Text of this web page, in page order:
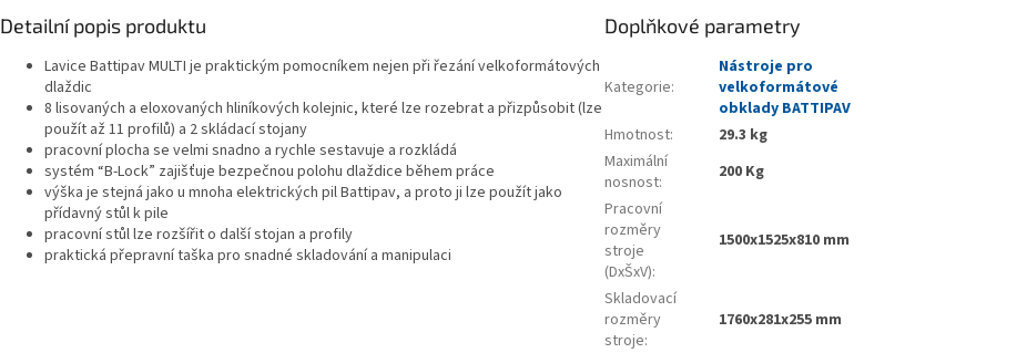
Detailní popis produktu
Lavice Battipav MULTI je praktickým pomocníkem nejen při řezání velkoformátových
dlaždic
8 lisovaných a eloxovaných hliníkových kolejnic, které lze rozebrat a přizpůsobit (lze
použít až 11 profilů) a 2 skládací stojany
pracovní plocha se velmi snadno a rychle sestavuje a rozkládá
systém “B-Lock” zajišťuje bezpečnou polohu dlaždice během práce
výška je stejná jako u mnoha elektrických pil Battipav, a proto ji lze použít jako
přídavný stůl k pile
pracovní stůl lze rozšířit o další stojan a profily
praktická přepravní taška pro snadné skladování a manipulaci
Doplňkové parametry
Kategorie:
Nástroje pro
velkoformátové
obklady BATTIPAV
Hmotnost:
29.3 kg
Maximální
nosnost:
200 Kg
Pracovní
rozměry
stroje
(DxŠxV):
1500x1525x810 mm
Skladovací
rozměry
stroje:
1760x281x255 mm